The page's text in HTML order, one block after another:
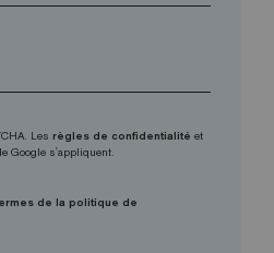
Les règles de confidentialité et
Google s'appliquent.
de la politique de